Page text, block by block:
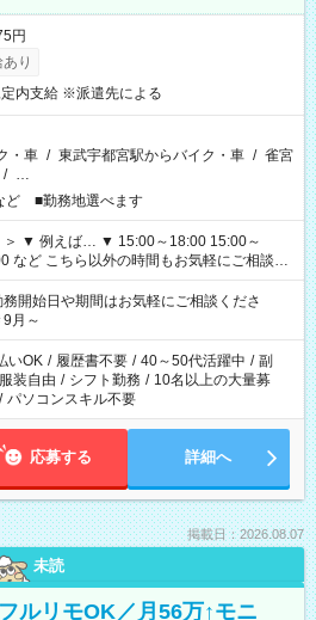
円
り
内支給 ※派遣先による
・車 / 東武宇都宮駅からバイク・車 / 雀宮
/ …
ど ■勤務地選べます
～
軽にご相談く
開始日や期間はお気軽にご相談くださ
月～
いOK / 履歴書不要 / 40～50代活躍中 / 副
服装自由 / シフト勤務 / 10名以上の大量募
/ パソコンスキル不要
応募する 詳細へ
掲載日：2026.08.07
未読
ルリモOK／月56万↑モニ